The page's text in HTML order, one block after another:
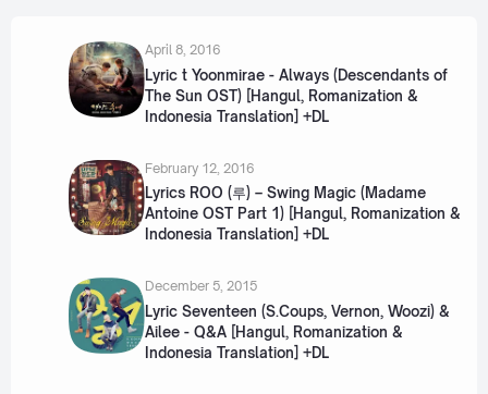
April 8, 2016
Lyric t Yoonmirae - Always (Descendants of
The Sun OST) [Hangul, Romanization &
Indonesia Translation] +DL
February 12, 2016
Lyrics ROO (루) – Swing Magic (Madame
Antoine OST Part 1) [Hangul, Romanization &
Indonesia Translation] +DL
December 5, 2015
Lyric Seventeen (S.Coups, Vernon, Woozi) &
Ailee - Q&A [Hangul, Romanization &
Indonesia Translation] +DL